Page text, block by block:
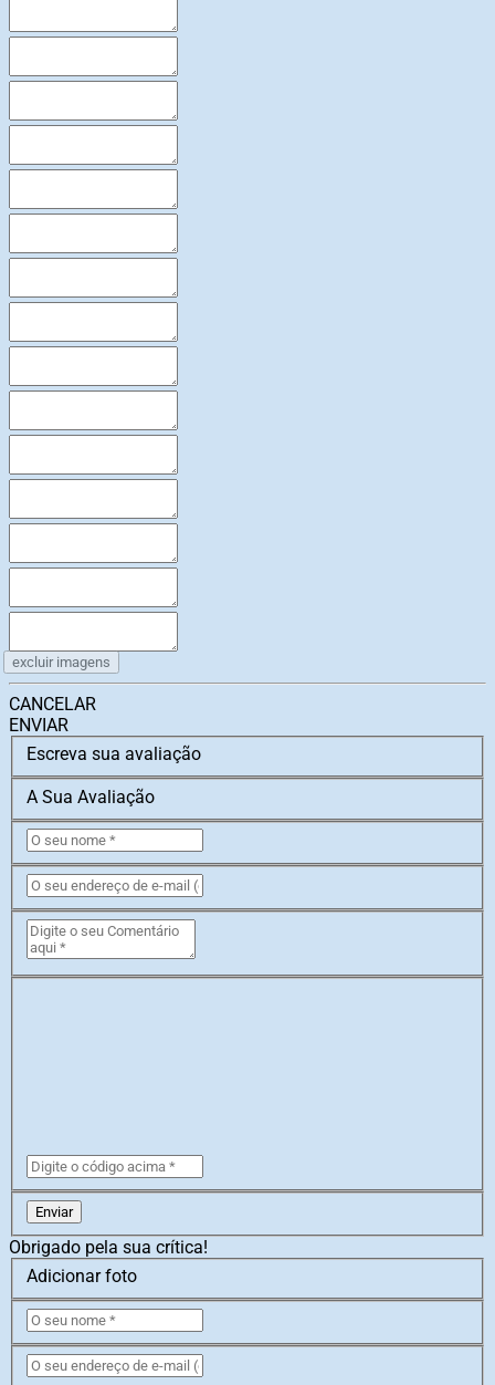
excluir imagens
CANCELAR
ENVIAR
Escreva sua avaliação
A Sua Avaliação
Enviar
Obrigado pela sua crítica!
Adicionar foto